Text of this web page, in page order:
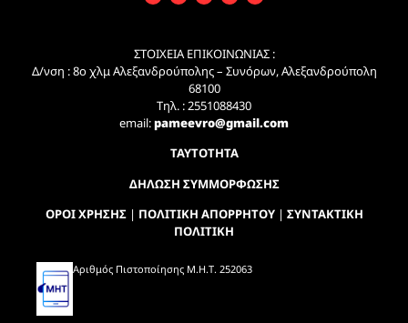
ΣΤΟΙΧΕΙΑ ΕΠΙΚΟΙΝΩΝΙΑΣ :
Δ/νση : 8ο χλμ Αλεξανδρούπολης – Συνόρων, Αλεξανδρούπολη
68100
Τηλ. : 2551088430
email:pameevro@gmail.com
ΤΑΥΤΟΤΗΤΑ
ΔΗΛΩΣΗ ΣΥΜΜΟΡΦΩΣΗΣ
ΟΡΟΙ ΧΡΗΣΗΣ| ΠΟΛΙΤΙΚΗ ΑΠΟΡΡΗΤΟΥ| ΣΥΝΤΑΚΤΙΚΗ
ΠΟΛΙΤΙΚΗ
Αριθμός Πιστοποίησης Μ.Η.Τ. 252063